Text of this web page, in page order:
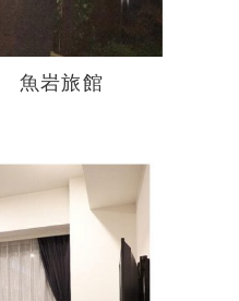
魚岩旅館